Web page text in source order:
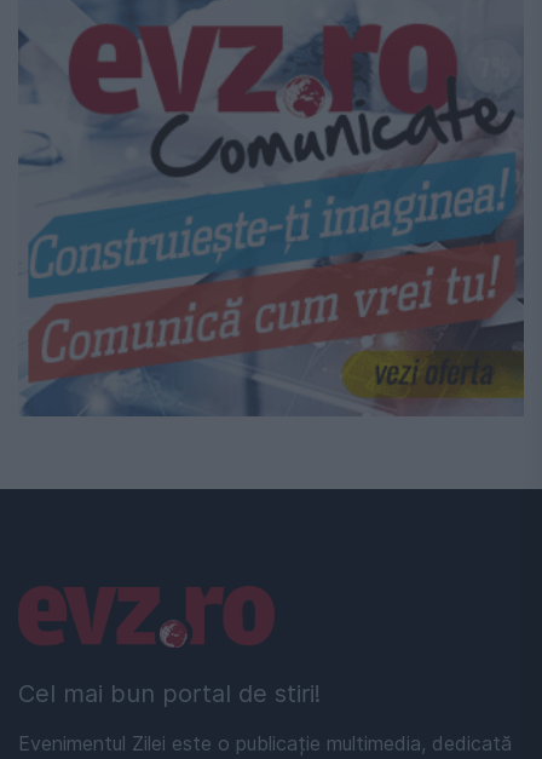
Cel mai bun portal de stiri!
Evenimentul Zilei este o publicație multimedia, dedicată
Linkuri utile